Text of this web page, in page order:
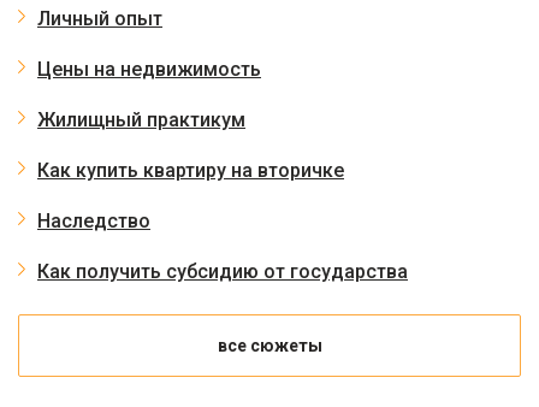
Личный опыт
Цены на недвижимость
Жилищный практикум
Как купить квартиру на вторичке
Наследство
Как получить субсидию от государства
все сюжеты